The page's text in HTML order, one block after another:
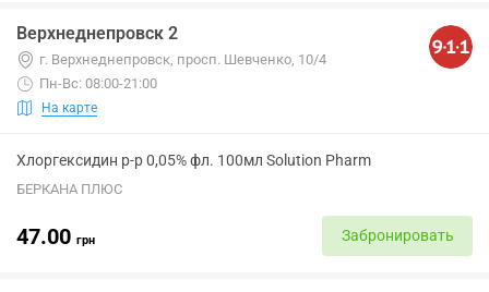
Верхнеднепровск 2
г. Верхнеднепровск, просп. Шевченко, 10/4
Пн-Вс: 08:00-21:00
На карте
Хлоргексидин р-р 0,05% фл. 100мл Solution Pharm
БЕРКАНА ПЛЮС
47.00 грн Забронировать